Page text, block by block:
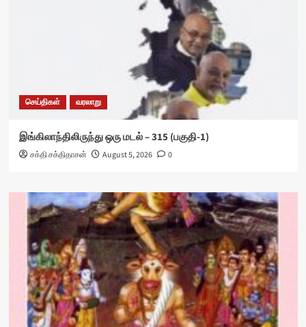
செய்திகள் வரலாறு
இங்கிலாந்திலிருந்து ஒரு மடல் – 315 (பகுதி-1)
சக்தி சக்திதாசன் August 5, 2026 0